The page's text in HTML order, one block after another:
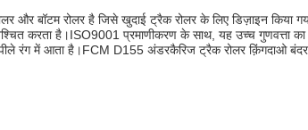
बॉटम रोलर है जिसे खुदाई ट्रैक रोलर के लिए डिज़ाइन किया
करता है।ISO9001 प्रमाणीकरण के साथ, यह उच्च गुणवत्ता
रंग में आता है।FCM D155 अंडरकैरिज ट्रैक रोलर क़िंगदाओ